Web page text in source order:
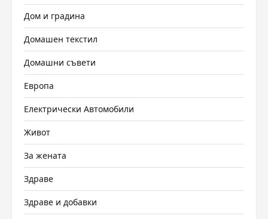
Дом и градина
Домашен текстил
Домашни съвети
Европа
Електрически Автомобили
Живот
За жената
Здраве
Здраве и добавки